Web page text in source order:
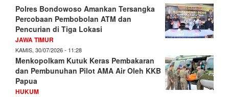
Polres Bondowoso Amankan Tersangka
Percobaan Pembobolan ATM dan
Pencurian di Tiga Lokasi
JAWA TIMUR
KAMIS, 30/07/2026 - 11:28
Menkopolkam Kutuk Keras Pembakaran
dan Pembunuhan Pilot AMA Air Oleh KKB
Papua
HUKUM